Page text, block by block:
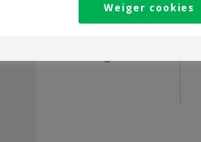
Weiger cookies